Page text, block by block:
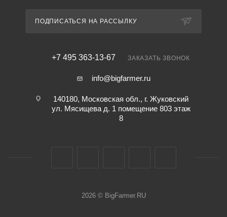
ПОДПИСАТЬСЯ НА РАССЫЛКУ
+7 495 363-13-67 ЗАКАЗАТЬ ЗВОНОК
info@bigfarmer.ru
140180, Московская обл., г. Жуковский
ул. Мясищева д. 1 помещение 803 этаж
8
2026 © BigFarmer.RU